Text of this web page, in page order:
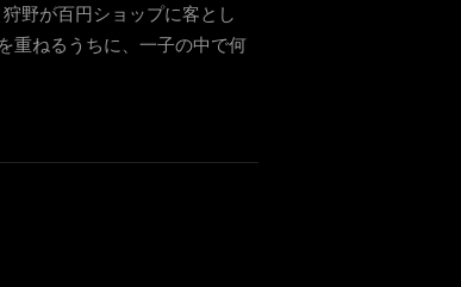
野が百円ショップに客とし
重ねるうちに、一子の中で何